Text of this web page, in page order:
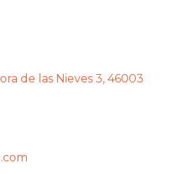
de las Nieves 3, 46003